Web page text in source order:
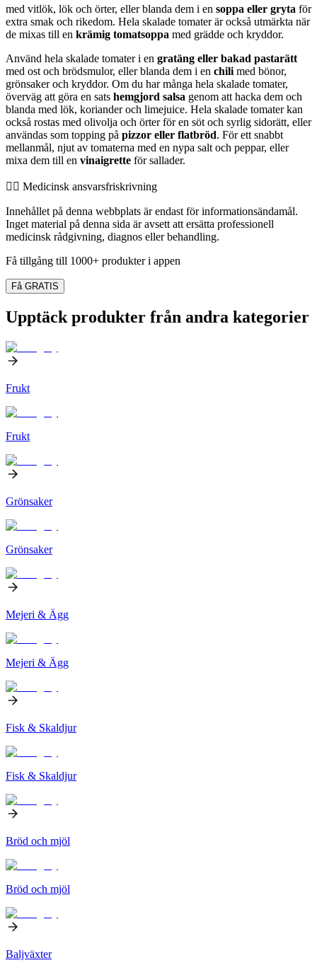
med vitlök, lök och örter, eller blanda dem i en soppa eller gryta för
extra smak och rikedom. Hela skalade tomater är också utmärkta när
de mixas till en krämig tomatsoppa med grädde och kryddor.
Använd hela skalade tomater i en gratäng eller bakad pastarätt
med ost och brödsmulor, eller blanda dem i en chili med bönor,
grönsaker och kryddor. Om du har många hela skalade tomater,
överväg att göra en sats hemgjord salsa genom att hacka dem och
blanda med lök, koriander och limejuice. Hela skalade tomater kan
också rostas med olivolja och örter för en söt och syrlig sidorätt, eller
användas som topping på pizzor eller flatbröd. För ett snabbt
mellanmål, njut av tomaterna med en nypa salt och peppar, eller
mixa dem till en vinaigrette för sallader.
👨‍⚕️️ Medicinsk ansvarsfriskrivning
Innehållet på denna webbplats är endast för informationsändamål.
Inget material på denna sida är avsett att ersätta professionell
medicinsk rådgivning, diagnos eller behandling.
Få tillgång till 1000+ produkter i appen
Få GRATIS
Upptäck produkter från andra kategorier
Frukt
Frukt
Grönsaker
Grönsaker
Mejeri & Ägg
Mejeri & Ägg
Fisk & Skaldjur
Fisk & Skaldjur
Bröd och mjöl
Bröd och mjöl
Baljväxter